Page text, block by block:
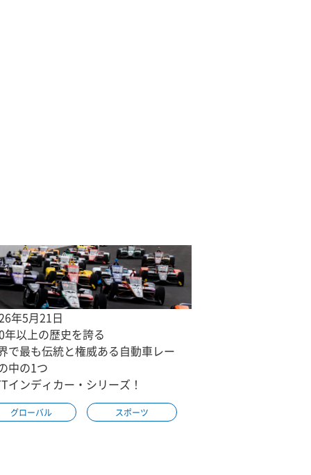
年5月21日
年以上の歴史を誇る
で最も伝統と権威ある自動車レー
中の1つ
インディカー・シリーズ！
グローバル スポーツ